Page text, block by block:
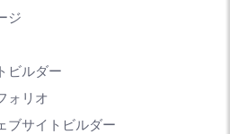
ジ
ビルダー
ォリオ
ブサイトビルダー